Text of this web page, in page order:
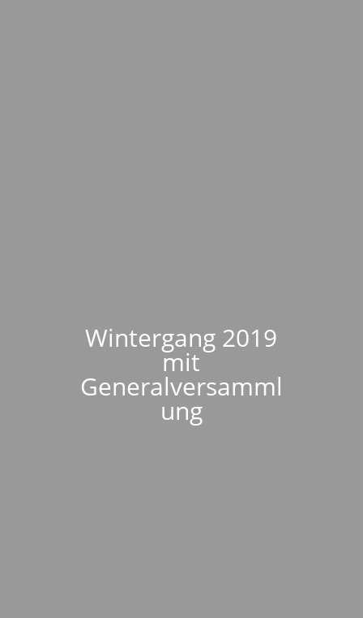
Wintergang 2019
mit
Generalversamml
ung